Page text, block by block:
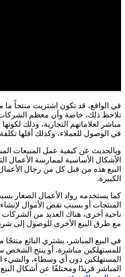
في الواقع، قد تكون اشتريت منتجاً
تلاحظ ذلك، خاصة وأن معظم الشركات
مباشر لعلاماتهم التجارية، وذلك
في الوصول للعملاء، وكذلك أقلها
وبالحديث عن كيفية عمل المبيعات
الأشكال الأساسية لممارسة الأعمال
البيع هذه من قبل كل من رجال
الكبيرة.
كما يستخدمه رواد الأعمال الصغار
المنتجات أو بسبب نقص الأموال
ناحية أخرى، هناك العديد من
مع طرق البيع الأخرى للوصول إلى
في البيع المباشر، يشتري البائع منتجًا
للمستهلكين مباشرة، أو ينتج الشخص
المستهلكين دون أي وسطاء، والشيء
المباشر فريدًا ومختلفًا عن أشكال